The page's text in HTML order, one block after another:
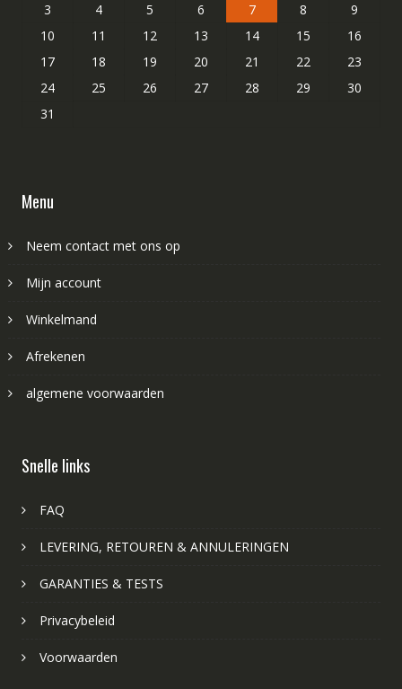
3
4 5 6 7 8
9
10
11 12 13 14 15
16
17
18 19 20 21 22
23
24
25 26 27 28 29
30
31
Menu
Neem contact met ons op
Mijn account
Winkelmand
Afrekenen
algemene voorwaarden
Snelle links
FAQ
LEVERING, RETOUREN & ANNULERINGEN
GARANTIES & TESTS
Privacybeleid
Voorwaarden